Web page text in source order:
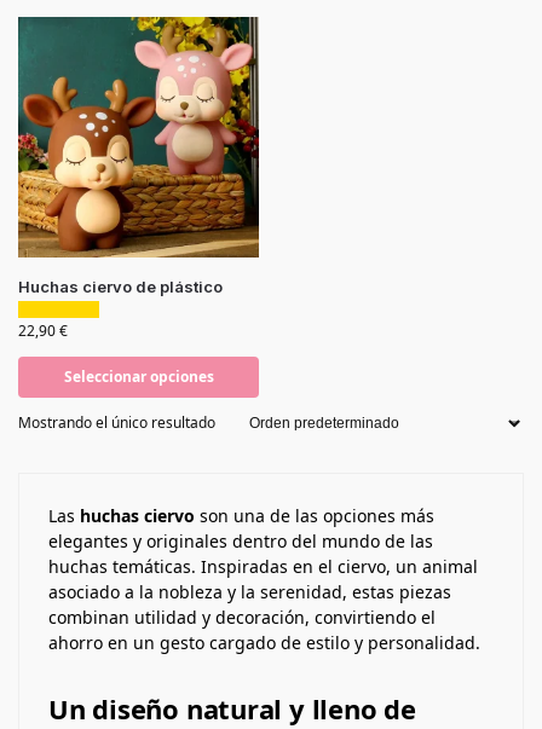
Huchas ciervo de plástico
22,90€
Seleccionar opciones
Mostrando el único resultado
Las huchas ciervo son una de las opciones más
elegantes y originales dentro del mundo de las
huchas temáticas. Inspiradas en el ciervo, un animal
asociado a la nobleza y la serenidad, estas piezas
combinan utilidad y decoración, convirtiendo el
ahorro en un gesto cargado de estilo y personalidad.
Un diseño natural y lleno de